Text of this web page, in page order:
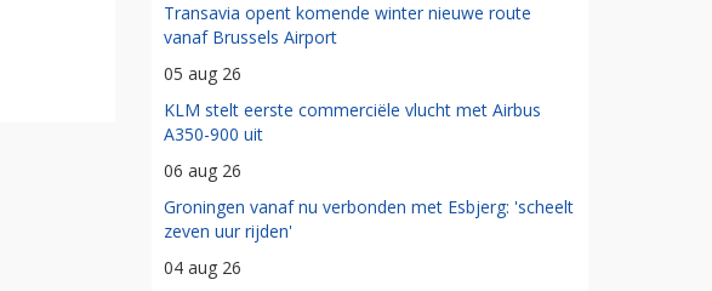
Transavia opent komende winter nieuwe route
vanaf Brussels Airport
05 aug 26
KLM stelt eerste commerciële vlucht met Airbus
A350-900 uit
06 aug 26
Groningen vanaf nu verbonden met Esbjerg: 'scheelt
zeven uur rijden'
04 aug 26